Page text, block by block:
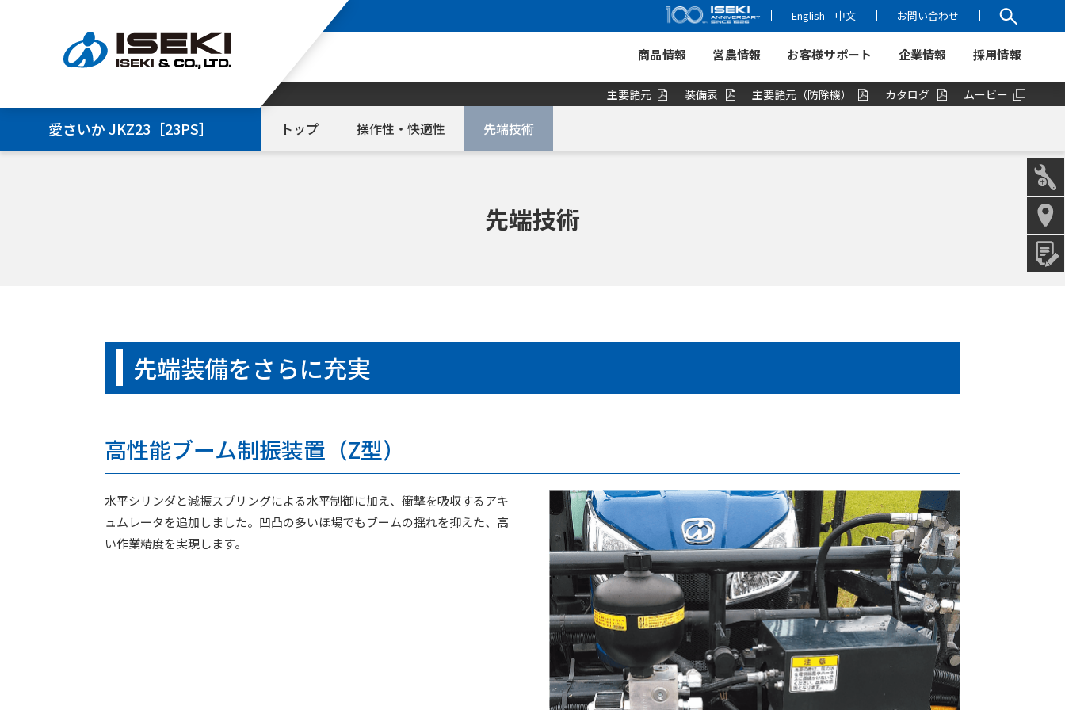
English 中文 お問い合わせ
商品情報 営農情報 お客様サポート 企業情報 採用情報
愛さいか JKZ23［23PS］ トップ 操作性・快適性 先端技術
主要諸元 装備表 主要諸元（防除機） カタログ ムービー
先端技術
先端装備をさらに充実
高性能ブーム制振装置（Z型）
水平シリンダと減振スプリングによる水平制御に加え、衝撃を吸収するアキ
ュムレータを追加しました。凹凸の多いほ場でもブームの揺れを抑えた、高
い作業精度を実現します。